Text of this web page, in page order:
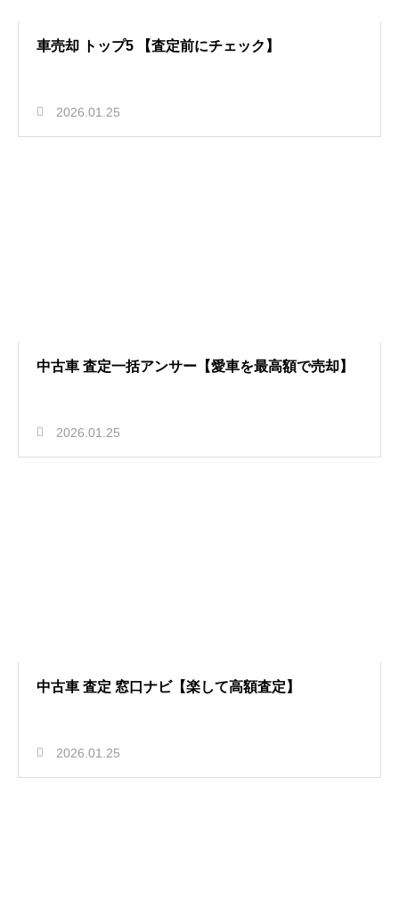
車売却 トップ5 【査定前にチェック】
2026.01.25
中古車 査定一括アンサー【愛車を最高額で売却】
2026.01.25
中古車 査定 窓口ナビ【楽して高額査定】
2026.01.25